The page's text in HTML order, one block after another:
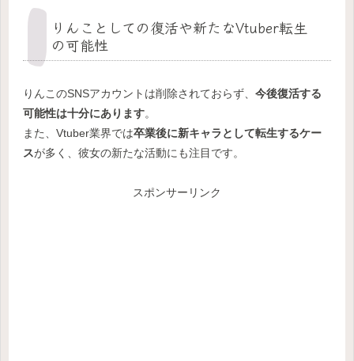
りんことしての復活や新たなVtuber転生
の可能性
りんこのSNSアカウントは削除されておらず、 今後復活する
可能性は十分にあります。
また、Vtuber業界では卒業後に新キャラとして転生するケー
スが多く、彼女の新たな活動にも注目です。
スポンサーリンク